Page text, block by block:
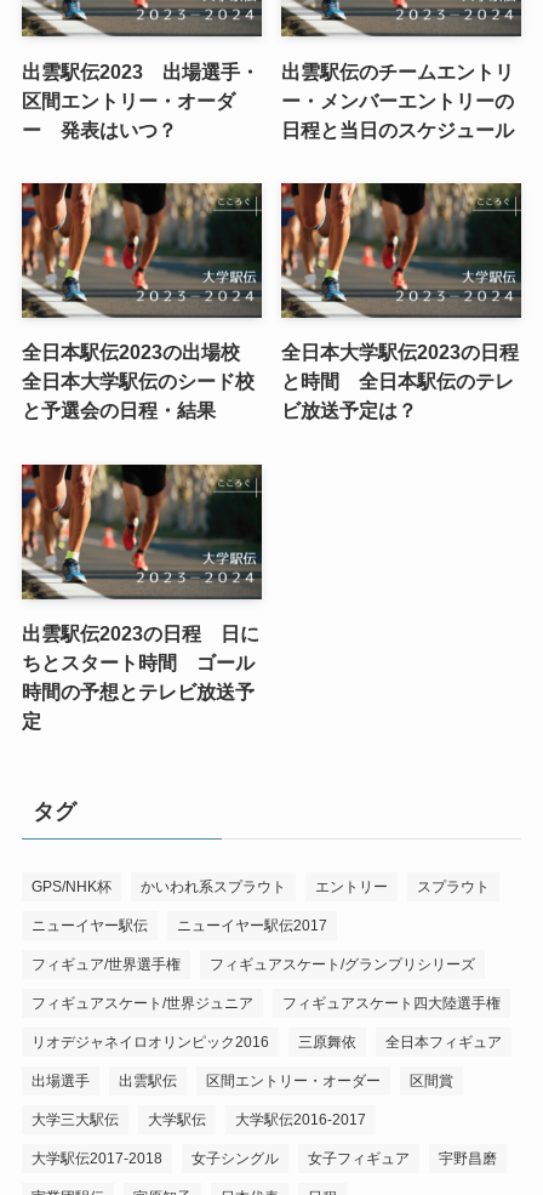
出雲駅伝2023 出場選手・
区間エントリー・オーダ
ー 発表はいつ？
出雲駅伝のチームエントリ
ー・メンバーエントリーの
日程と当日のスケジュール
全日本駅伝2023の出場校
全日本大学駅伝のシード校
と予選会の日程・結果
全日本大学駅伝2023の日程
と時間 全日本駅伝のテレ
ビ放送予定は？
出雲駅伝2023の日程 日に
ちとスタート時間 ゴール
時間の予想とテレビ放送予
定
タグ
GPS/NHK杯 かいわれ系スプラウト エントリー スプラウト
ニューイヤー駅伝 ニューイヤー駅伝2017
フィギュア/世界選手権 フィギュアスケート/グランプリシリーズ
フィギュアスケート/世界ジュニア フィギュアスケート四大陸選手権
リオデジャネイロオリンピック2016 三原舞依 全日本フィギュア
出場選手 出雲駅伝 区間エントリー・オーダー 区間賞
大学三大駅伝 大学駅伝 大学駅伝2016-2017
大学駅伝2017-2018 女子シングル 女子フィギュア 宇野昌磨